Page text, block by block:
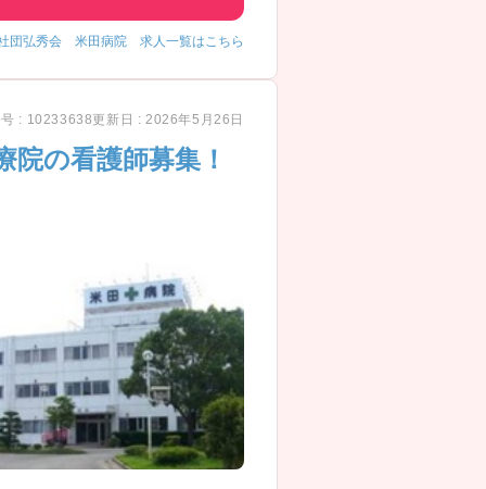
団弘秀会 米田病院 求人一覧はこちら
号 : 10233638更新日 : 2026年5月26日
の看護師募集！